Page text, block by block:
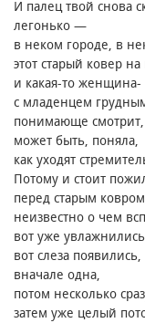
И палец твой снова
легонько —
в неком городе, в
этот старый ковер на
и какая-то
с младенцем
понимающе смотрит,
может быть, поняла,
как уходят
Потому и стоит
перед старым
неизвестно о чем
вот уже увлажнились
вот слеза появились,
вначале одна,
потом несколько
затем уже целый